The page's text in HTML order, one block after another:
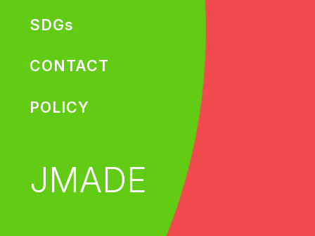
SDGs
CONTACT
POLICY
JMADE